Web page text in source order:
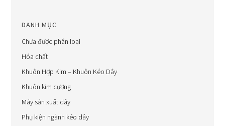
DANH MỤC
Chưa được phân loại
Hóa chất
Khuôn Hợp Kim – Khuôn Kéo Dây
Khuôn kim cương
Máy sản xuất dây
Phụ kiện ngành kéo dây